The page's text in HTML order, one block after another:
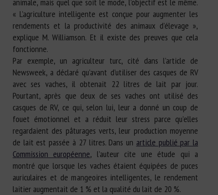
« L’agriculture intelligente est conçue pour augmenter les
rendements et la productivité des animaux d’élevage »,
explique M. Williamson. Et il existe des preuves que cela
fonctionne.
Par exemple, un agriculteur turc, cité dans l’article de
Newsweek, a déclaré qu’avant d’utiliser des casques de RV
avec ses vaches, il obtenait 22 litres de lait par jour.
Pourtant, après que deux de ses vaches ont utilisé des
casques de RV, ce qui, selon lui, leur a donné un coup de
fouet émotionnel et a réduit leur stress parce qu’elles
regardaient des pâturages verts, leur production moyenne
de lait est passée à 27 litres. Dans un article publié par la
Commission européenne, l’auteur cite une étude qui a
montré que lorsque les vaches étaient équipées de puces
auriculaires et de mangeoires intelligentes, le rendement
laitier augmentait de 1 % et la qualité du lait de 20 %.